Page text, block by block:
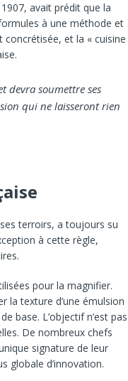
avait prédit que la
à une méthode et
concrétisée, et la « cuisine
devra soumettre ses
qui ne laisseront rien
terroirs, a toujours su
à cette règle,
pour la magnifier.
la texture d’une émulsion
base. L’objectif n’est pas
De nombreux chefs
signature de leur
globale d’innovation.